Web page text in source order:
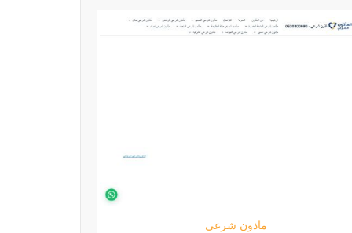
دليل المواقع العربية | دليل الويب سايت العربي